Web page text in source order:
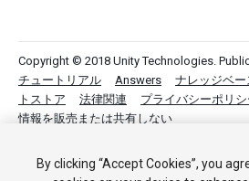
Copyright © 2018 Unity Technologies.
チュートリアル
Answers ナレッジベー
トストア
法律関連 プライバシーポリシ
情報を販売または共有しない
By clicking “Accept Cookies”, you